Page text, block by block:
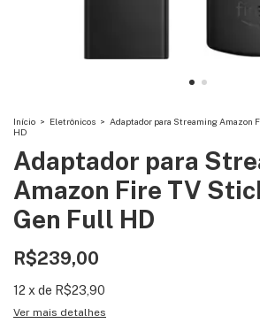
Início > Eletrônicos > Adaptador para Streaming Amazon
HD
Adaptador para
Amazon Fire TV
Gen Full HD
R$239,00
12 xde R$23,90
Ver mais detalhes